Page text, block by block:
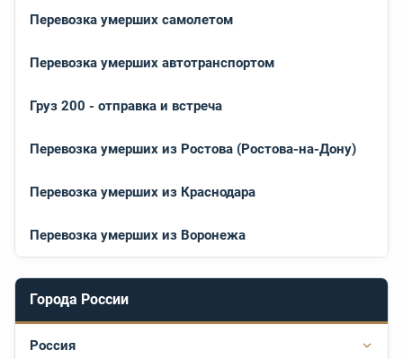
Перевозка умерших самолетом
Перевозка умерших автотранспортом
Груз 200 - отправка и встреча
Перевозка умерших из Ростова (Ростова-на-Дону)
Перевозка умерших из Краснодара
Перевозка умерших из Воронежа
Города России
Россия